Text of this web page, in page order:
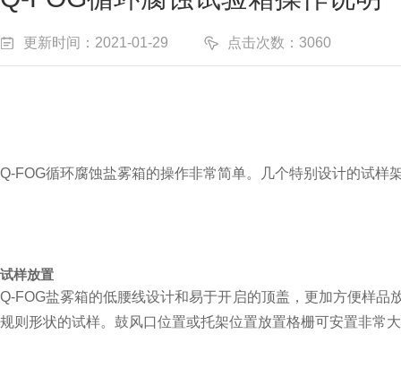
更新时间：2021-01-29 点击次数：3060
Q-FOG循环腐蚀盐雾箱的操作非常简单。几个特别设计的试样
试样放置
Q-FOG盐雾箱的低腰线设计和易于开启的顶盖，更加方便样品
规则形状的试样。鼓风口位置或托架位置放置格栅可安置非常